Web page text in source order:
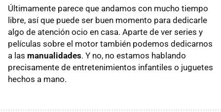
Últimamente parece que andamos con mucho tiempo
libre, así que puede ser buen momento para dedicarle
algo de atención ocio en casa. Aparte de ver series y
películas sobre el motor también podemos dedicarnos
a las manualidades. Y no, no estamos hablando
precisamente de entretenimientos infantiles o juguetes
hechos a mano.